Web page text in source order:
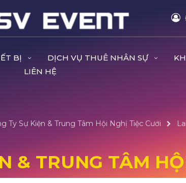
BỊ DỊCH VỤ THUÊ NHÂN SỰ
LIÊN HỆ
Ty Sự Kiện & Trung Tâm Hội Nghị Tiệc Cưới
& TRUNG TÂM